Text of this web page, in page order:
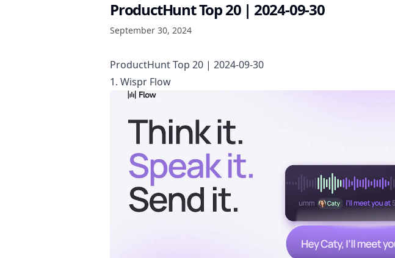
ProductHunt Top 20 | 2024-09-30
September 30, 2024
ProductHunt Top 20 | 2024-09-30
1. Wispr Flow